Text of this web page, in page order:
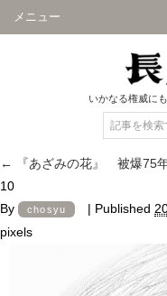
メニュー
いかなる権威に
←
『あざみの花』 被爆75
10
By
chosyu | Published
pixels